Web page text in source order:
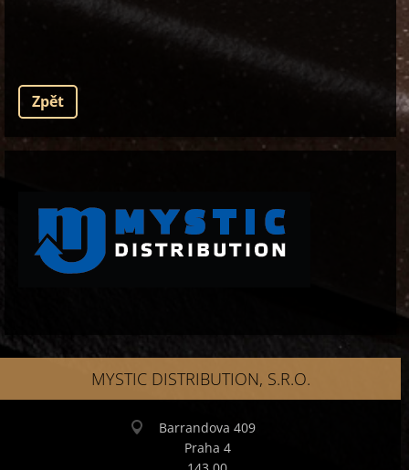
Zpět
MYSTIC DISTRIBUTION, S.R.O.
Barrandova 409
Praha 4